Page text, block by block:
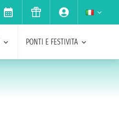
PONTI E FESTIVITA